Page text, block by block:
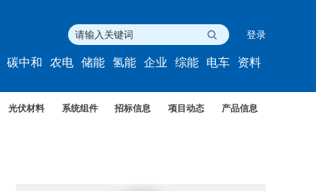
登录
碳中和 农电 储能 氢能 企业 综能 电车 资料
光伏材料 系统组件 招标信息 项目动态 产品信息